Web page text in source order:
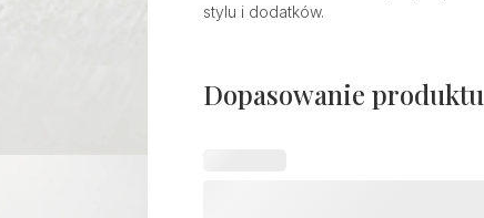
stylu i dodatków.
Dopasowanie produktu